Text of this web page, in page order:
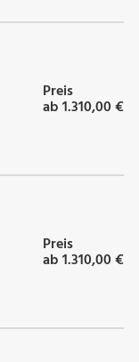
Preis
ab 1.310,00 €
Preis
ab 1.310,00 €